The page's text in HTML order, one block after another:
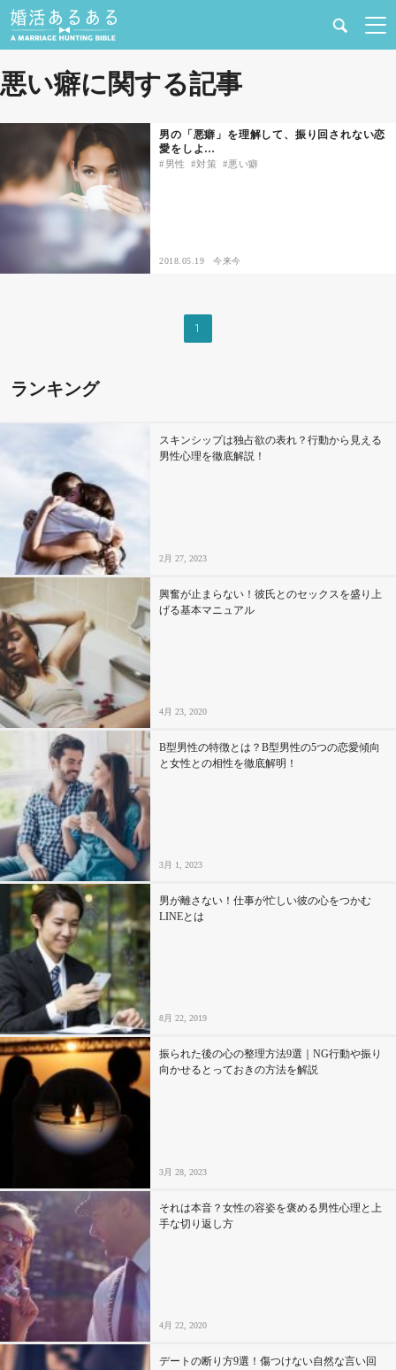
健康
恋愛の悩み
出会い
合コン・街コン
あるある
ドキドキ
仕事とキャリア
特集
占い・診断
ファッション・美容
グルメ
趣味・旅行
セックスライフ
不倫・だめ男
感動
心の処方箋
カルチャー・トレンド・芸能
驚き
悪い癖に関する記事
男の「悪癖」を理解して、振り回されない恋
愛をしよ…
男性 対策 悪い癖
2018.05.19 今来今
1
ランキング
スキンシップは独占欲の表れ？行動から見える
男性心理を徹底解説！
2月 27, 2023
興奮が止まらない！彼氏とのセックスを盛り上
げる基本マニュアル
4月 23, 2020
B型男性の特徴とは？B型男性の5つの恋愛傾向
と女性との相性を徹底解明！
3月 1, 2023
男が離さない！仕事が忙しい彼の心をつかむ
LINEとは
8月 22, 2019
振られた後の心の整理方法9選｜NG行動や振り
向かせるとっておきの方法を解説
3月 28, 2023
それは本音？女性の容姿を褒める男性心理と上
手な切り返し方
4月 22, 2020
デートの断り方9選！傷つけない自然な言い回